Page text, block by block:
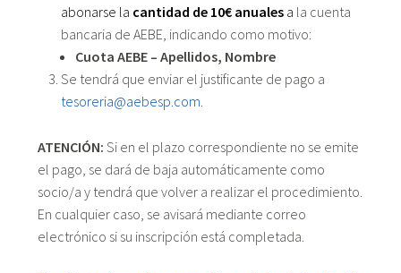
abonarse la cantidad de 10€ anualesa la cuenta
bancaria de AEBE, indicando como motivo:
Cuota AEBE – Apellidos, Nombre
Se tendrá que enviar el justificante de pago a
tesoreria@aebesp.com
ATENCIÓN: Si en el plazo correspondiente no se emite
el pago, se dará de baja automáticamente como
socio/a y tendrá que volver a realizar el procedimiento.
En cualquier caso, se avisará mediante correo
electrónico si su inscripción está completada.